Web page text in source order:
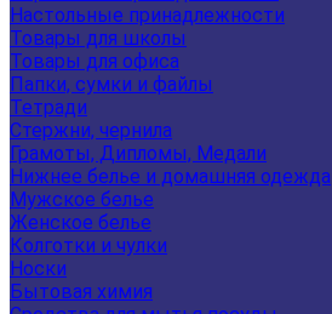
Настольные принадлежности
Товары для школы
Товары для офиса
Папки, сумки и файлы
Тетради
Стержни, чернила
Грамоты, Дипломы, Медали
Нижнее белье и домашняя одежда
Мужское белье
Женское белье
Колготки и чулки
Носки
Бытовая химия